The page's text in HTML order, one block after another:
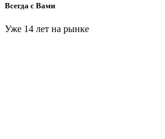
Всегда с Вами
Уже 14 лет на рынке